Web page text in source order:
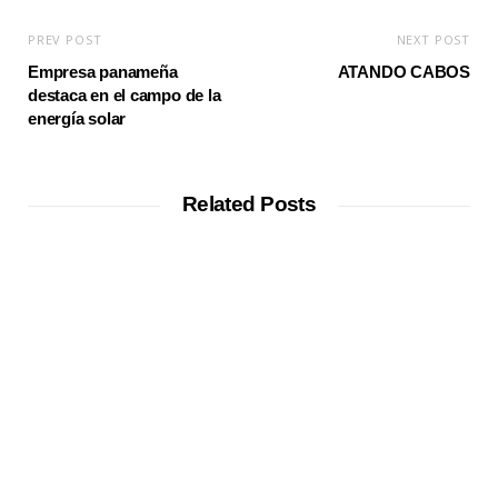
PREV POST
Empresa panameña
destaca en el campo de la
energía solar
NEXT POST
ATANDO CABOS
Related Posts